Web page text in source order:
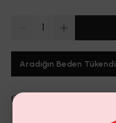
1
Aradığın Beden
Ürün Detayı